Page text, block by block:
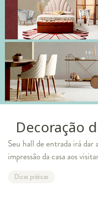
Decoração
Seu hall de entrada irá dar
impressão da casa aos
quero transmitir
Dicas práticas